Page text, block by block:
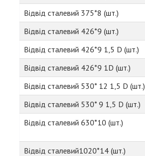
Відвід сталевий 375*8 (шт.)
Відвід сталевий 426*9 (шт.)
Відвід сталевий 426*9 1,5 D (шт.)
Відвід сталевий 426*9 1D (шт.)
Відвід сталевий 530* 12 1,5 D (шт.)
Відвід сталевий 530* 9 1,5 D (шт.)
Відвід сталевий 630*10 (шт.)
Відвід сталевий1020*14 (шт.)